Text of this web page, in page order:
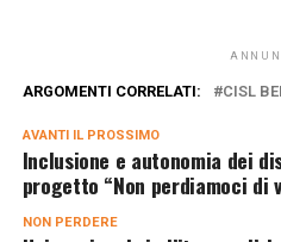
ARGOMENTI CORRELATI: CISL
AVANTI IL ​​PROSSIMO
Inclusione e autonomia dei
progetto “Non perdiamoci di
NON PERDERE